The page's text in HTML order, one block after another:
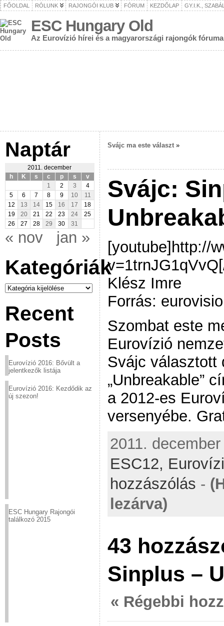
FŐOLDAL RÓLUNK RAJONGÓI KLUB FÓRUM KEZDŐLAP GY.I.K.,
ESC Hungary Old
Az Eurovízió hírei és a magyarországi rajongók fóruma
Naptár
2011. december
h
K s c p s
v
1
2 3
4
5
6 7 8 9 10
11
12
13 14 15 16 17
18
19
20 21 22 23 24
25
26
27 28 29 30 31
« nov jan »
Kategóriák
Kategóriák
Recent
Posts
Eurovízió 2016: Bővült a
jelentkezők listája
Eurovízió 2016: Kezdődik az
új szezon!
ESC Hungary Rajongói
találkozó 2015
Svájc ma este választ »
Svájc:
[youtube]http://
Klész Imre
Forrás:
Szombat este
Eurovízió
Svájc választott
„Unbreakable”
a 2012-es
versenyébe.
2011.
ESC12,
hozzászólás -
lezárva)
43
Sinplus –
« Régebbi